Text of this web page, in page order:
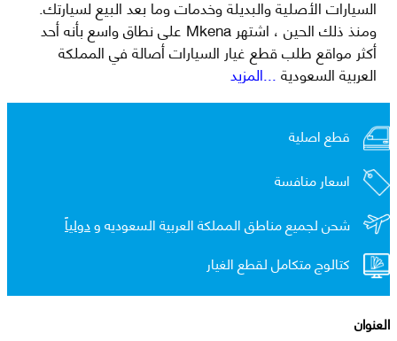
السيارات الأصلية والبديلة وخدمات وما بعد البيع لسيارتك.
ومنذ ذلك الحين ، اشتهر Mkena على نطاق واسع بأنه أحد
أكثر مواقع طلب قطع غيار السيارات أصالة في المملكة
العربية السعودية...المزيد
قطع اصلية
اسعار منافسة
شحن لجميع مناطق المملكة العربية السعوديه ودولياً
كتالوج متكامل لقطع الغيار
العنوان